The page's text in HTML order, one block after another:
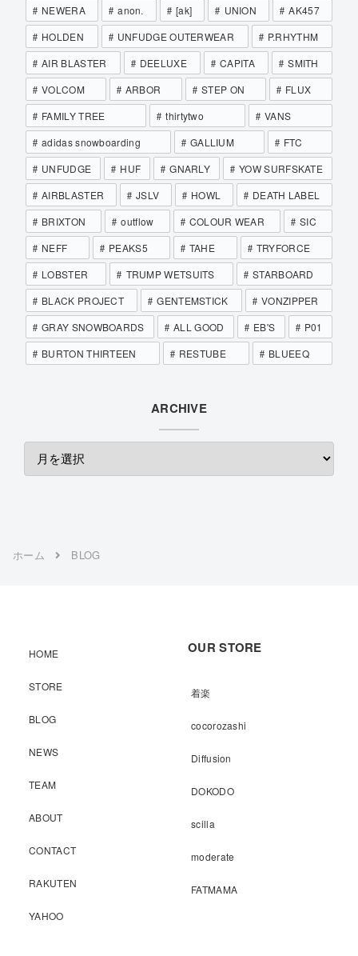
NEWERA
anon. [ak] UNION
AK457
HOLDEN
UNFUDGE OUTERWEAR
P.RHYTHM
AIR BLASTER
DEELUXE CAPITA
SMITH
VOLCOM
ARBOR STEP ON
FLUX
FAMILY TREE
thirtytwo
VANS
adidas snowboarding
GALLIUM
FTC
UNFUDGE
HUF GNARLY
YOW SURFSKATE
AIRBLASTER
JSLV HOWL
DEATH LABEL
BRIXTON
outflow COLOUR WEAR
SIC
NEFF
PEAKS5 TAHE
TRYFORCE
LOBSTER
TRUMP WETSUITS
STARBOARD
BLACK PROJECT
GENTEMSTICK
VONZIPPER
GRAY SNOWBOARDS
ALL GOOD EB'S
P01
BURTON THIRTEEN
RESTUBE BLUEEQ
ARCHIVE
ホーム BLOG
HOME
STORE
BLOG
NEWS
TEAM
ABOUT
CONTACT
RAKUTEN
YAHOO
OUR STORE
着楽
cocorozashi
Diffusion
DOKODO
scilla
moderate
FATMAMA